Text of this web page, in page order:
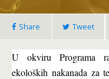
Share Tweet
U okviru Programa
ekoloških nakanada za